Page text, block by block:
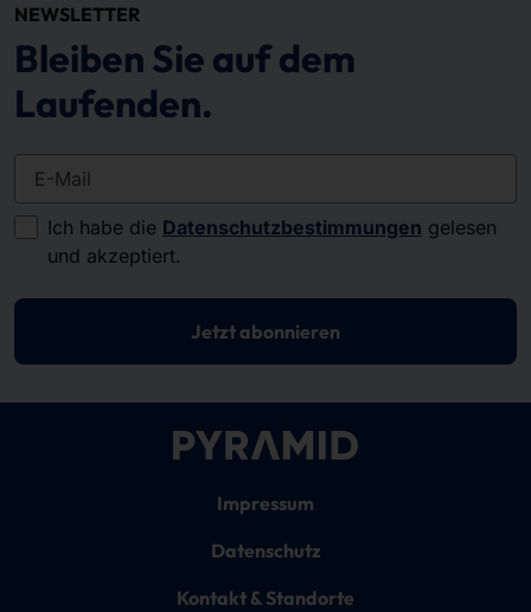
NEWSLETTER
Bleiben Sie auf dem
Laufenden.
Ich habe die Datenschutzbestimmungen gelesen
und akzeptiert.
Jetzt abonnieren
Impressum
Datenschutz
Kontakt & Standorte